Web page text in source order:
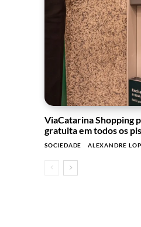
ViaCatarina Shopping
gratuita em todos os
SOCIEDADE ALEXANDRE